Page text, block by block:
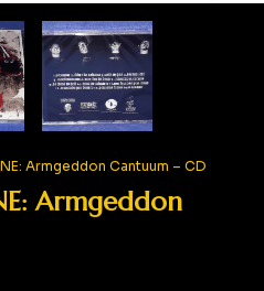
Armgeddon Cantuum – CD
Armgeddon